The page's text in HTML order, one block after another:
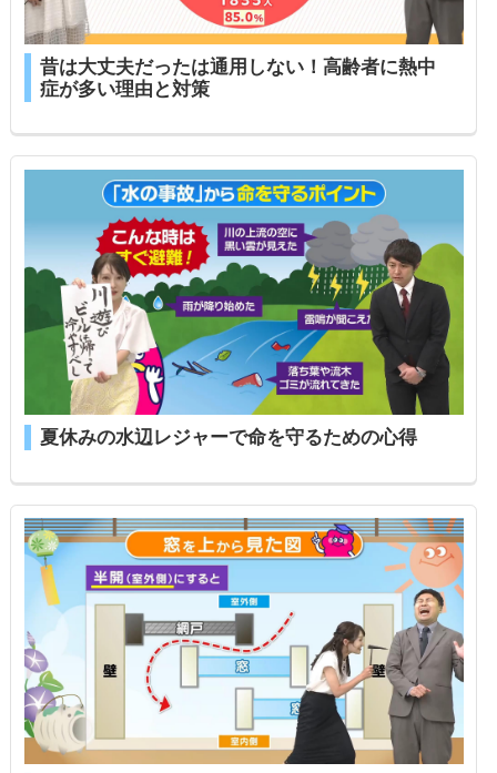
昔は大丈夫だったは通用しない！高齢者に熱中
症が多い理由と対策
夏休みの水辺レジャーで命を守るための心得